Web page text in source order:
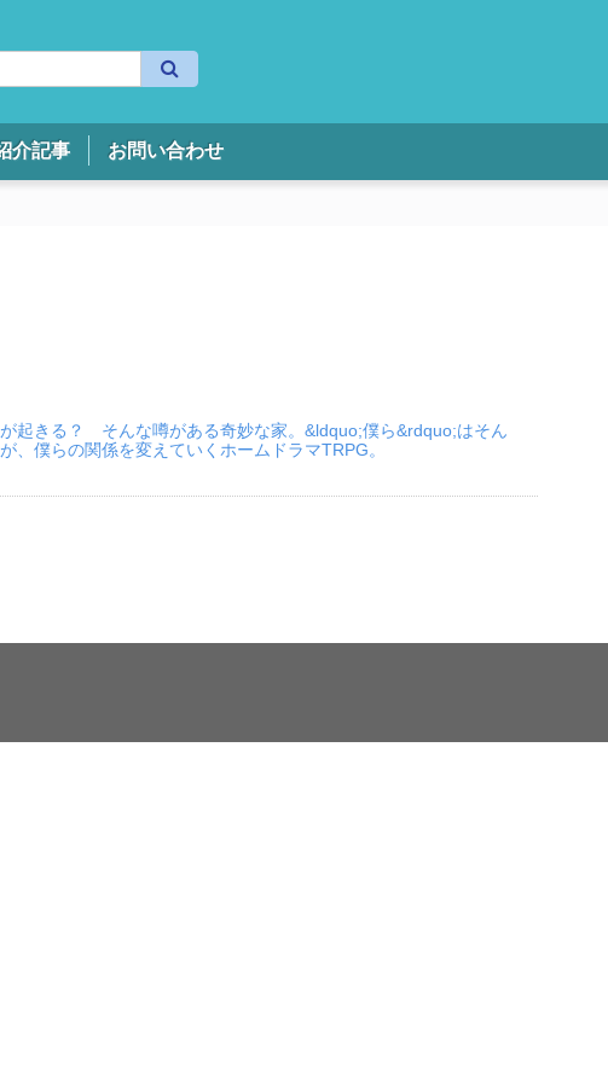
索
介記事 お問い合わせ
起きる？ そんな噂がある奇妙な家。&ldquo;僕ら&rdquo;はそん
、僕らの関係を変えていくホームドラマTRPG。